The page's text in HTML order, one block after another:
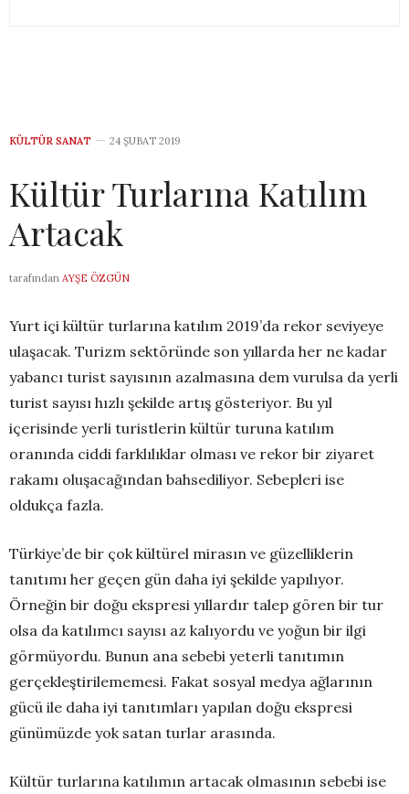
KÜLTÜR SANAT 24 ŞUBAT 2019
Kültür Turlarına Katılım
Artacak
tarafından AYŞE ÖZGÜN
Yurt içi kültür turlarına katılım 2019’da rekor seviyeye
ulaşacak. Turizm sektöründe son yıllarda her ne kadar
yabancı turist sayısının azalmasına dem vurulsa da yerli
turist sayısı hızlı şekilde artış gösteriyor. Bu yıl
içerisinde yerli turistlerin kültür turuna katılım
oranında ciddi farklılıklar olması ve rekor bir ziyaret
rakamı oluşacağından bahsediliyor. Sebepleri ise
oldukça fazla.
Türkiye’de bir çok kültürel mirasın ve güzelliklerin
tanıtımı her geçen gün daha iyi şekilde yapılıyor.
Örneğin bir doğu ekspresi yıllardır talep gören bir tur
olsa da katılımcı sayısı az kalıyordu ve yoğun bir ilgi
görmüyordu. Bunun ana sebebi yeterli tanıtımın
gerçekleştirilememesi. Fakat sosyal medya ağlarının
gücü ile daha iyi tanıtımları yapılan doğu ekspresi
günümüzde yok satan turlar arasında.
Kültür turlarına katılımın artacak olmasının sebebi ise